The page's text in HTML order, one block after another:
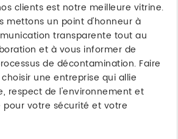
clients est notre meilleure vitrine.
mettons un point d'honneur à
transparente tout au
et à vous informer de
de décontamination. Faire
une entreprise qui allie
respect de l'environnement et
votre sécurité et votre